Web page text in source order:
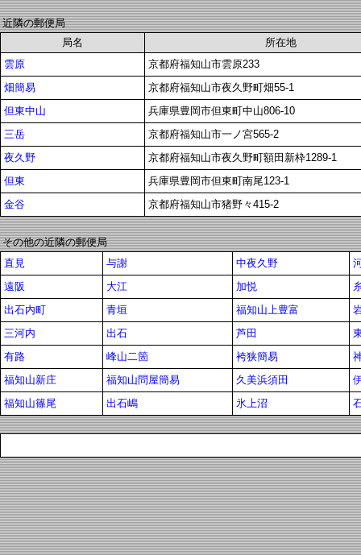
近隣の郵便局
局名
所在地
雲原
京都府福知山市雲原233
畑簡易
京都府福知山市夜久野町畑55-1
但東中山
兵庫県豊岡市但東町中山806-10
三岳
京都府福知山市一ノ宮565-2
夜久野
京都府福知山市夜久野町額田新枠1289-1
但東
兵庫県豊岡市但東町南尾123-1
金谷
京都府福知山市猪野々415-2
その他の近隣の郵便局
直見
与謝 中夜久野
遠阪
大江 加悦
出石内町
青垣 福知山上豊富
三河内
出石 芦田
有路
峰山二箇 袴狭簡易
福知山新庄
福知山問屋簡易 久美浜須田
福知山篠尾
出石嶋 氷上沼